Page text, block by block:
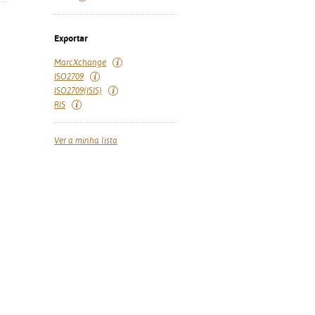
Exportar
MarcXchange
ISO2709
ISO2709(ISIS)
RIS
Ver a minha lista